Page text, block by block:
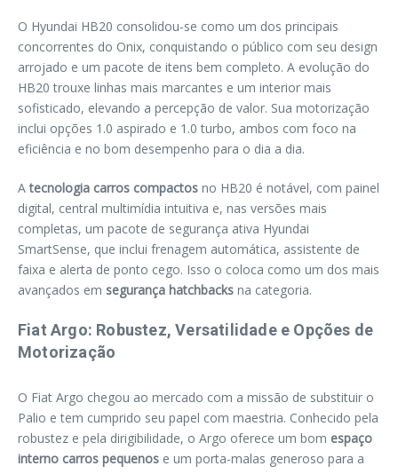
O Hyundai HB20 consolidou-se como um dos principais
concorrentes do Onix, conquistando o público com seu design
arrojado e um pacote de itens bem completo. A evolução do
HB20 trouxe linhas mais marcantes e um interior mais
sofisticado, elevando a percepção de valor. Sua motorização
inclui opções 1.0 aspirado e 1.0 turbo, ambos com foco na
eficiência e no bom desempenho para o dia a dia.
Atecnologia carros compactos no HB20 é notável, com painel
digital, central multimídia intuitiva e, nas versões mais
completas, um pacote de segurança ativa Hyundai
SmartSense, que inclui frenagem automática, assistente de
faixa e alerta de ponto cego. Isso o coloca como um dos mais
avançados em segurança hatchbacks na categoria.
Fiat Argo: Robustez, Versatilidade e Opções de
Motorização
O Fiat Argo chegou ao mercado com a missão de substituir o
Palio e tem cumprido seu papel com maestria. Conhecido pela
robustez e pela dirigibilidade, o Argo oferece um bom espaço
interno carros pequenos e um porta-malas generoso para a